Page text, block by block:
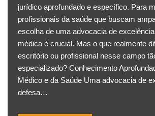
jurídico aprofundado e específico. Para
profissionais da saúde que buscam
escolha de uma advocacia de
médica é crucial. Mas o que realmente
escritório ou profissional nesse campo
especializado? Conhecimento
Médico e da Saúde Uma advocacia de
defesa…